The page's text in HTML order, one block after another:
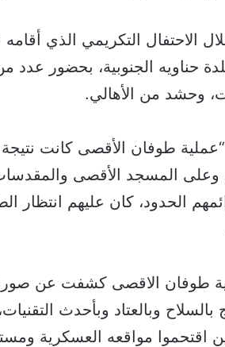
الاحتفال التكريمي الذي
حناويه الجنوبية، بحضور عدد
وحشد من الأهالي.
طوفان الأقصى كانت
المسجد الأقصى والمقدسات
الحدود، كان عليهم انتظار
طوفان الاقصى كشفت عن صورة
وبالعتاد وبأحدث
اقتحموا مواقعه العسكرية